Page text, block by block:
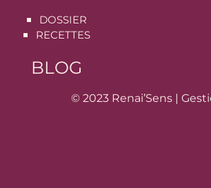
DOSSIER
RECETTES
BLOG
© 2023 Renai’Sens |